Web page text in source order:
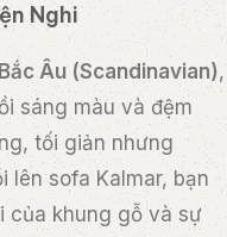
Nghi
Bắc Âu (Scandinavian),
sáng màu và đệm
tối giản nhưng
lên sofa Kalmar, bạn
của khung gỗ và sự